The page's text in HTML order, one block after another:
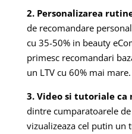
2. Personalizarea
de recomandare
cu 35-50% in beauty
primesc recomandari
un LTV cu 60% mai mare.
3. Video si tutoriale ca
dintre cumparatoarele
vizualizeaza cel putin un